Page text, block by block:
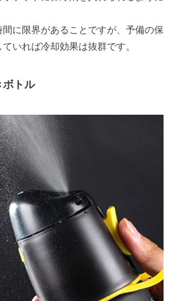
に限界があることですが、予備の保
いれば冷却効果は抜群です。
ボトル